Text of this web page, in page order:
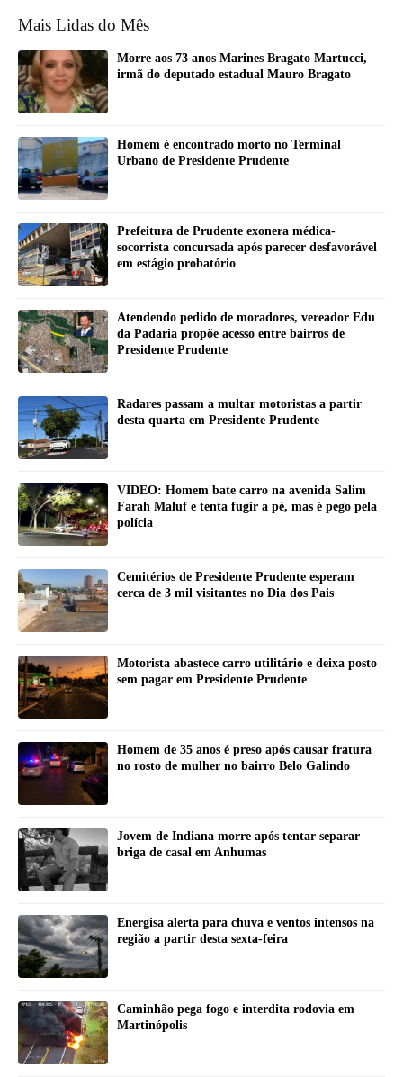
Mais Lidas do Mês
Morre aos 73 anos Marines Bragato Martucci,
irmã do deputado estadual Mauro Bragato
Homem é encontrado morto no Terminal
Urbano de Presidente Prudente
Prefeitura de Prudente exonera médica-
socorrista concursada após parecer desfavorável
em estágio probatório
Atendendo pedido de moradores, vereador Edu
da Padaria propõe acesso entre bairros de
Presidente Prudente
Radares passam a multar motoristas a partir
desta quarta em Presidente Prudente
VIDEO: Homem bate carro na avenida Salim
Farah Maluf e tenta fugir a pé, mas é pego pela
polícia
Cemitérios de Presidente Prudente esperam
cerca de 3 mil visitantes no Dia dos Pais
Motorista abastece carro utilitário e deixa posto
sem pagar em Presidente Prudente
Homem de 35 anos é preso após causar fratura
no rosto de mulher no bairro Belo Galindo
Jovem de Indiana morre após tentar separar
briga de casal em Anhumas
Energisa alerta para chuva e ventos intensos na
região a partir desta sexta-feira
Caminhão pega fogo e interdita rodovia em
Martinópolis